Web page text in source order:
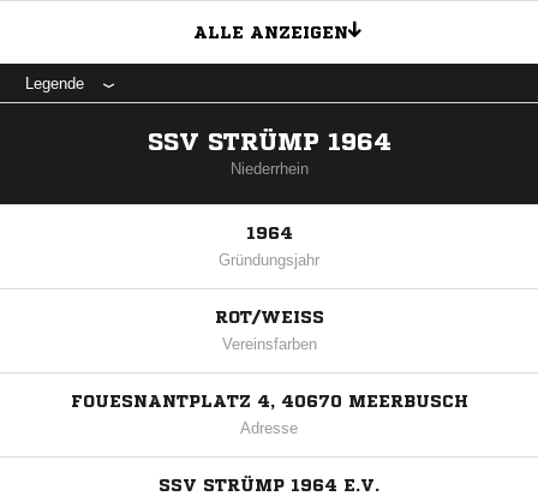
ALLE ANZEIGEN
Legende
SSV STRÜMP 1964
Niederrhein
1964
Gründungsjahr
ROT/WEISS
Vereinsfarben
FOUESNANTPLATZ 4, 40670 MEERBUSCH
Adresse
SSV STRÜMP 1964 E.V.